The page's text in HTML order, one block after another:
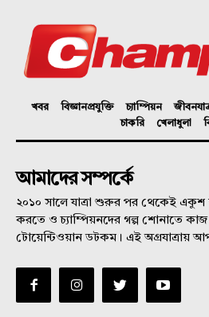
খবর বিজ্ঞানপ্রযুক্তি চ্যাম্পিয়ন
চাকরি
খেলাধুলা
আমাদের সম্পর্কে
২০১০ সালে যাত্রা শুরুর পর থেকেই একুশ
করতে ও চ্যাম্পিয়নদের গল্প শোনাতে
টোয়েন্টিওয়ান ডটকম। এই অগ্রযাত্রায়